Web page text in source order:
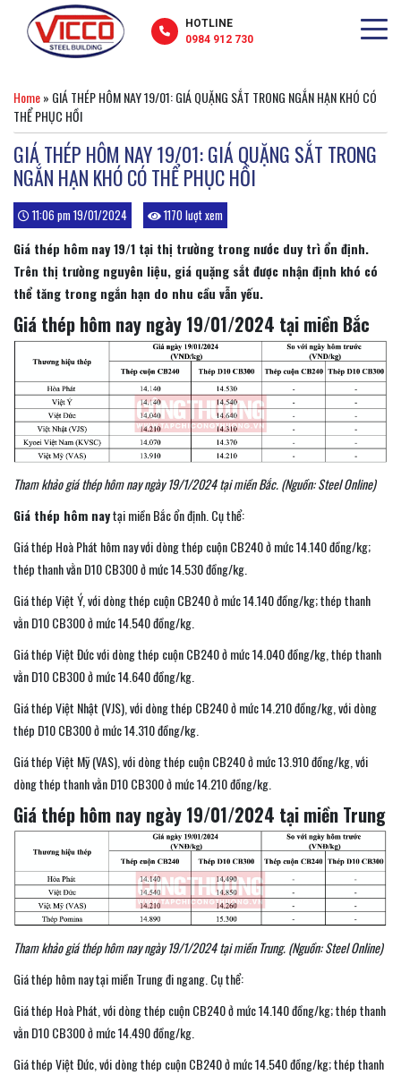
HOTLINE
0984 912 730
Home» GIÁ THÉP HÔM NAY 19/01: GIÁ QUẶNG SẮT TRONG NGẮN HẠN KHÓ CÓ
THỂ PHỤC HỒI
GIÁ THÉP HÔM NAY 19/01: GIÁ QUẶNG SẮT TRONG
NGẮN HẠN KHÓ CÓ THỂ PHỤC HỒI
11:06 pm 19/01/2024 1170 lượt xem
Giá thép hôm nay 19/1 tại thị trường trong nước duy trì ổn định.
Trên thị trường nguyên liệu, giá quặng sắt được nhận định khó có
thể tăng trong ngắn hạn do nhu cầu vẫn yếu.
Giá thép hôm nay ngày 19/01/2024 tại miền Bắc
Tham khảo giá thép hôm nay ngày 19/1/2024 tại miền Bắc. (Nguồn: Steel Online)
Giá thép hôm naytại miền Bắc ổn định. Cụ thể:
Giá thép Hoà Phát hôm nay với dòng thép cuộn CB240 ở mức 14.140 đồng/kg;
thép thanh vằn D10 CB300 ở mức 14.530 đồng/kg.
Giá thép Việt Ý, với dòng thép cuộn CB240 ở mức 14.140 đồng/kg; thép thanh
vằn D10 CB300 ở mức 14.540 đồng/kg.
Giá thép Việt Đức với dòng thép cuộn CB240 ở mức 14.040 đồng/kg, thép thanh
vằn D10 CB300 ở mức 14.640 đồng/kg.
Giá thép Việt Nhật (VJS), với dòng thép CB240 ở mức 14.210 đồng/kg, với dòng
thép D10 CB300 ở mức 14.310 đồng/kg.
Giá thép Việt Mỹ (VAS), với dòng thép cuộn CB240 ở mức 13.910 đồng/kg, với
dòng thép thanh vằn D10 CB300 ở mức 14.210 đồng/kg.
Giá thép hôm nay ngày 19/01/2024 tại miền Trung
Tham khảo giá thép hôm nay ngày 19/1/2024 tại miền Trung. (Nguồn: Steel Online)
Giá thép hôm nay tại miền Trung đi ngang. Cụ thể:
Giá thép Hoà Phát, với dòng thép cuộn CB240 ở mức 14.140 đồng/kg; thép thanh
vằn D10 CB300 ở mức 14.490 đồng/kg.
Giá thép Việt Đức, với dòng thép cuộn CB240 ở mức 14.540 đồng/kg; thép thanh